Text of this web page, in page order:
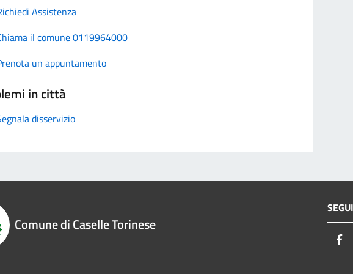
Assistenza
il comune 0119964000
un appuntamento
in città
disservizio
Comune di Caselle Torinese